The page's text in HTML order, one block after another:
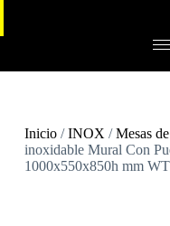
Inicio/INOX /Mesas
inoxidable Mural Con
1000x550x850h mm